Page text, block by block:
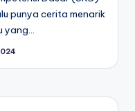
punya cerita menarik